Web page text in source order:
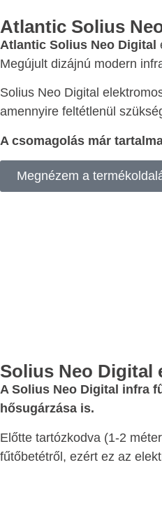
Atlantic Solius
Atlantic Solius Neo Digital
Megújult dizájnú modern
Solius Neo Digital
amennyire feltétlenül
A csomagolás már
Megnézem a
Solius Neo Digital
A Solius Neo Digital infra
hősugárzása is.
Előtte tartózkodva (1-2
fűtőbetétről, ezért ez az